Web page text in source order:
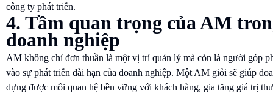
công ty phát triển.
4. Tầm quan trọng của AM
doanh nghiệp
AM không chỉ đơn thuần là một vị trí quản lý mà còn là người góp
vào sự phát triển dài hạn của doanh nghiệp. Một AM giỏi sẽ giúp
dựng được mối quan hệ bền vững với khách hàng, gia tăng giá trị